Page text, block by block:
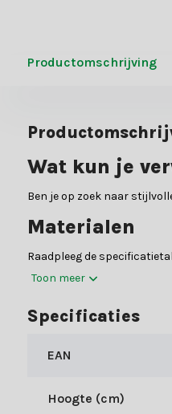
Productomschrijving
Wat kun je
Ben je op zoek naar
Materialen
Raadpleeg de
Waarom
Kerstland.nl is dé
Bij Kerstland.nl profiteer
Toon meer
Specificaties
EAN
Hoogte (cm)